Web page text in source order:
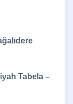
Tabela –